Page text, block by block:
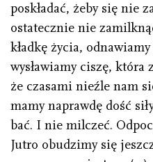
poskładać, żeby się nie
ostatecznie nie
kładkę życia,
wysławiamy ciszę, która
że czasami nieźle nam
mamy naprawdę dość
bać. I nie milczeć.
Jutro obudzimy się